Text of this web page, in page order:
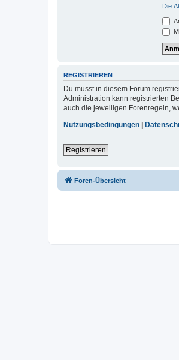
Die
REGISTRIEREN
Du musst in diesem Forum
Administration kann registrierten
auch die jeweiligen Forenregeln,
Nutzungsbedingungen
Registrieren
Foren-Übersicht